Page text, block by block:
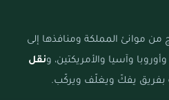
من موانئ المملكة ومنافذها إلى
وآسيا والأمريكتين، ونقل
يفكّ ويغلّف ويركّب.